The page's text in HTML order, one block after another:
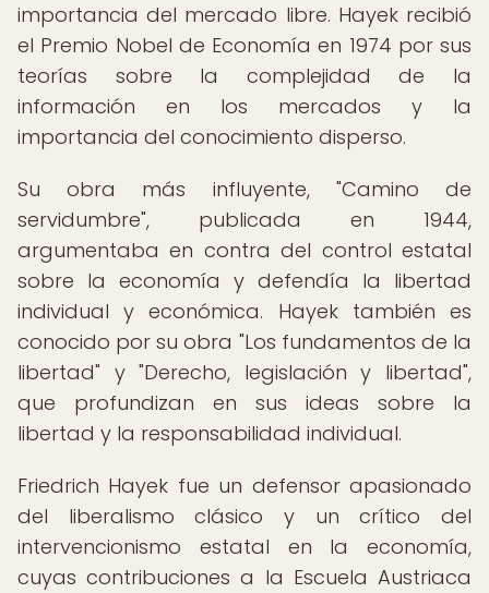
importancia del mercado libre. Hayek recibió
el Premio Nobel de Economía en 1974 por sus
teorías sobre la complejidad de la
información en los mercados y la
importancia del conocimiento disperso.
Su obra más influyente, "Camino de
servidumbre", publicada en 1944,
argumentaba en contra del control estatal
sobre la economía y defendía la libertad
individual y económica. Hayek también es
conocido por su obra "Los fundamentos de la
libertad" y "Derecho, legislación y libertad",
que profundizan en sus ideas sobre la
libertad y la responsabilidad individual.
Friedrich Hayek fue un defensor apasionado
del liberalismo clásico y un crítico del
intervencionismo estatal en la economía,
cuyas contribuciones a la Escuela Austriaca